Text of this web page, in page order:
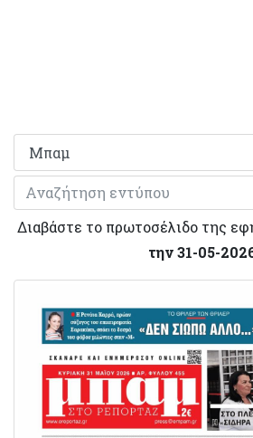
Διαβάστε το πρωτοσέλιδο της
την 31-05-